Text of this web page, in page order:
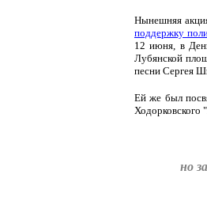
Нынешняя
поддержку
12 июня, в
Лубянской
песни Сергея
Ей же был
Ходорковского
но